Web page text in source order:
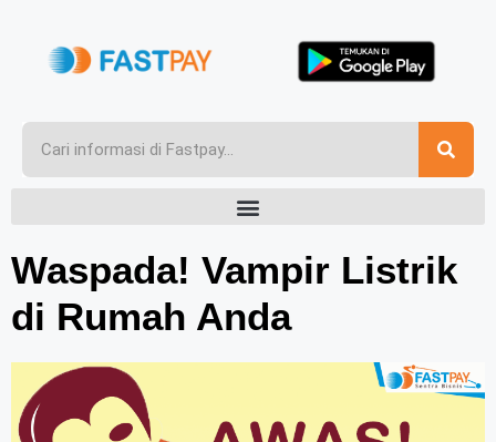
Waspada! Vampir Listrik
di Rumah Anda